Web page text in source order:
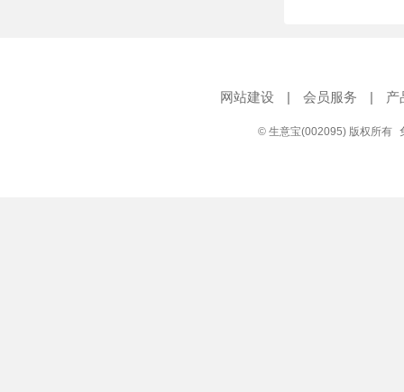
网站建设 | 会员服务 | 产
© 生意宝(002095) 版权所有